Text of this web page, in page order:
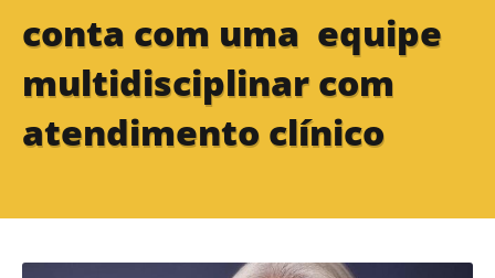
conta com uma equipe
multidisciplinar com
atendimento clínico